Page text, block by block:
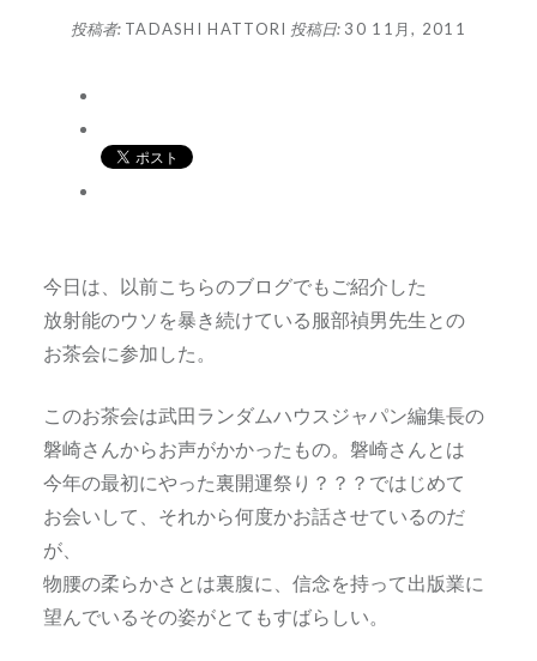
投稿者: TADASHI HATTORI 投稿日: 30 11月, 2011
今日は、以前こちらのブログでもご紹介した
放射能のウソを暴き続けている服部禎男先生との
お茶会に参加した。
このお茶会は武田ランダムハウスジャパン編集長の
磐崎さんからお声がかかったもの。磐崎さんとは
今年の最初にやった裏開運祭り？？？ではじめて
お会いして、それから何度かお話させているのだ
が、
物腰の柔らかさとは裏腹に、信念を持って出版業に
望んでいるその姿がとてもすばらしい。